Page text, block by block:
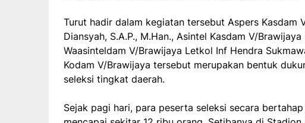
Turut hadir dalam kegiatan tersebut Aspers Kasdam
Diansyah, S.A.P., M.Han., Asintel Kasdam V/
Waasinteldam V/Brawijaya Letkol Inf Hendra
Kodam V/Brawijaya tersebut merupakan bentuk
seleksi tingkat daerah.
Sejak pagi hari, para peserta seleksi secara